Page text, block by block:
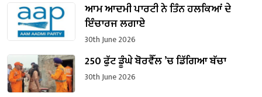
ਆਮ ਆਦਮੀ ਪਾਰਟੀ ਨੇ ਤਿੰਨ ਹਲਕਿਆਂ ਦੇ
ਇੰਚਾਰਜ ਲਗਾਏ
30th June 2026
250 ਫੁੱਟ ਡੂੰਘੇ ਬੋਰਵੈੱਲ ’ਚ ਡਿੱਗਿਆ ਬੱਚਾ
30th June 2026